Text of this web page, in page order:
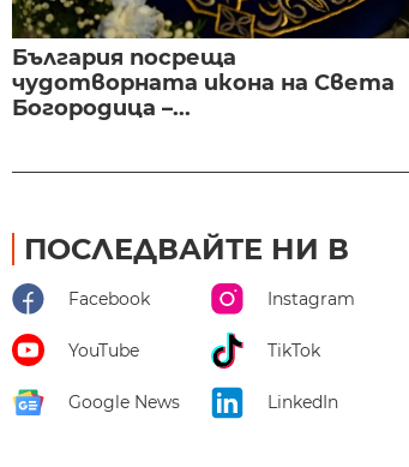
България посреща
чудотворната икона на Света
Богородица –...
ПОСЛЕДВАЙТЕ НИ В
Facebook Instagram
YouTube TikTok
Google News LinkedIn